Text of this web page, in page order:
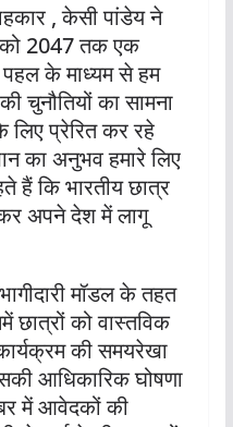
, केसी पांडेय ने
को 2047 तक एक
के माध्यम से हम
चुनौतियों का सामना
प्रेरित कर रहे
का अनुभव हमारे लिए
हैं कि भारतीय छात्र
अपने देश में लागू
मॉडल के तहत
छात्रों को वास्तविक
की समयरेखा
आधिकारिक घोषणा
में आवेदकों की